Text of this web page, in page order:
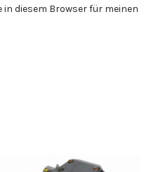
in diesem Browser für meinen